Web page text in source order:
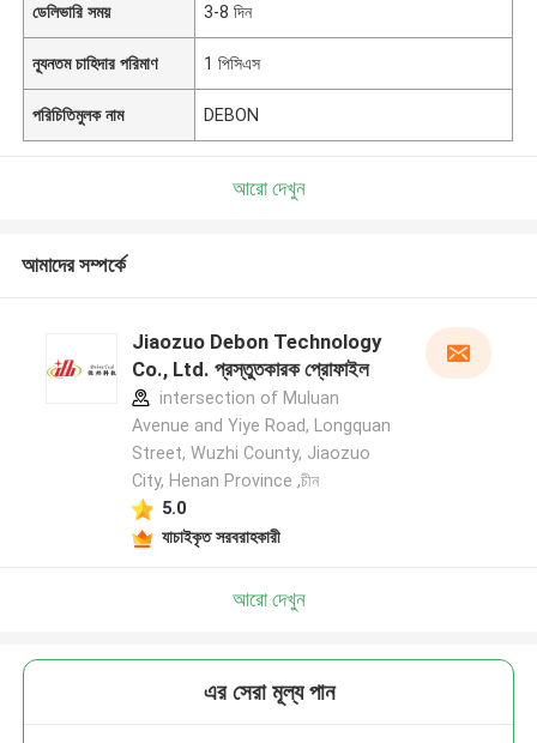
ডেলিভারি সময় 3-8 দিন
ন্যূনতম চাহিদার পরিমাণ 1 পিসিএস
পরিচিতিমুলক নাম DEBON
আরো দেখুন
আমাদের সম্পর্কে
Jiaozuo Debon Technology
Co., Ltd. প্রস্তুতকারক প্রোফাইল
intersection of Muluan
Avenue and Yiye Road, Longquan
Street, Wuzhi County, Jiaozuo
City, Henan Province ,চীন
5.0
যাচাইকৃত সরবরাহকারী
আরো দেখুন
এর সেরা মূল্য পান